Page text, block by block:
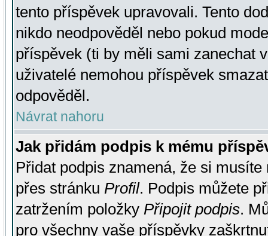
tento příspěvek upravovali. Tento
nikdo neodpověděl nebo pokud
příspěvek (ti by měli sami zanechat
uživatelé nemohou příspěvek
odpověděl.
Návrat nahoru
Jak přidám podpis k mému
Přidat podpis znamená, že si
přes stránku Profil. Podpis můžete
zatržením položky Připojit podpis.
pro všechny vaše příspěvky